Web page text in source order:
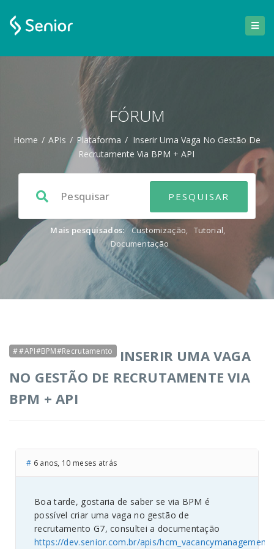
FÓRUM
Home / APIs / Plataforma / Inserir Uma Vaga No Gestão De
Recrutamente Via BPM + API
Mais pesquisados: Customização, Tutorial,
Documentação
#API#BPM#Recrutamento
INSERIR UMA VAGA
NO GESTÃO DE RECRUTAMENTE VIA
BPM + API
# 6 anos, 10 meses atrás
Boa tarde, gostaria de saber se via BPM é
possível criar uma vaga no gestão de
recrutamento G7, consultei a documentação
https://dev.senior.com.br/apis/hcm_vacancymanagement/